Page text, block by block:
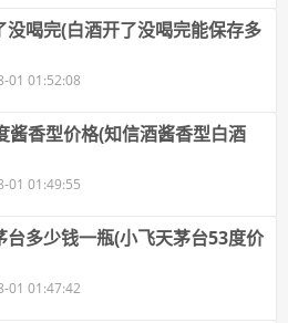
没喝完(白酒开了没喝完能保存多
01 01:52:08
酱香型价格(知信酒酱香型白酒
01 01:49:55
台多少钱一瓶(小飞天茅台53度价
01 01:47:42